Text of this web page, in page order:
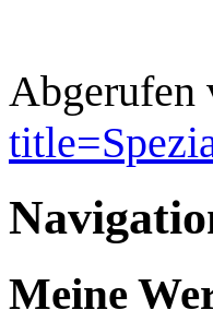
Abgerufen
Meine